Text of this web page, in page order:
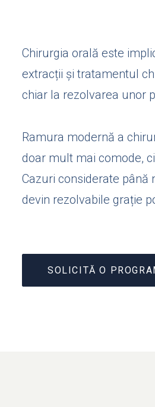
Chirurgia orală este
extracții și tratamentul
chiar la rezolvarea unor
Ramura modernă a
doar mult mai comode,
Cazuri considerate
devin rezolvabile grație
SOLICITĂ O